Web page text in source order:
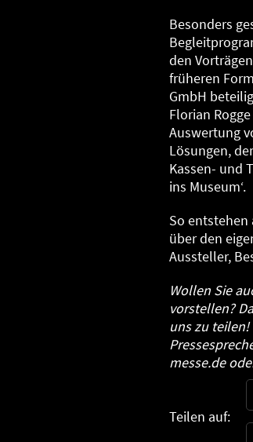
Besonders
den
früheren
GmbH
Florian
Auswertung
Lösungen,
Kassen- und
ins Museum‘.
So entstehen
über den
Aussteller,
Wollen Sie
vorstellen?
uns zu
messe.de
Teilen auf: